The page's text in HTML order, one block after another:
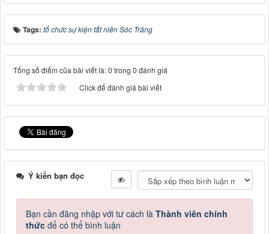
Tags: tổ chức sự kiện tất niên Sóc Trăng
Tổng số điểm của bài viết là: 0 trong 0 đánh giá
Click để đánh giá bài viết
Ý kiến bạn đọc
Bạn cần đăng nhập với tư cách là Thành viên chính
thức để có thể bình luận